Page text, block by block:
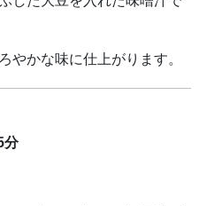
やかな味に仕上がります。
分